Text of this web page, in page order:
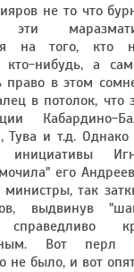
не то что
эти
на того, кто
нибудь, а
право в этом
в потолок, что
Кабардино-
Тува и т.д. Однако
его
так
выдвинув
Вот
не было, и вот